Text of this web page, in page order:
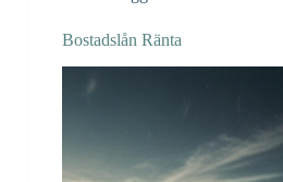
Bostadslån Ränta